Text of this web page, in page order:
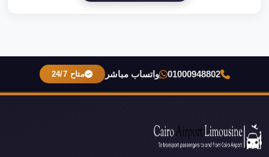
01000948802 واتساب مباشر متاح 24/7